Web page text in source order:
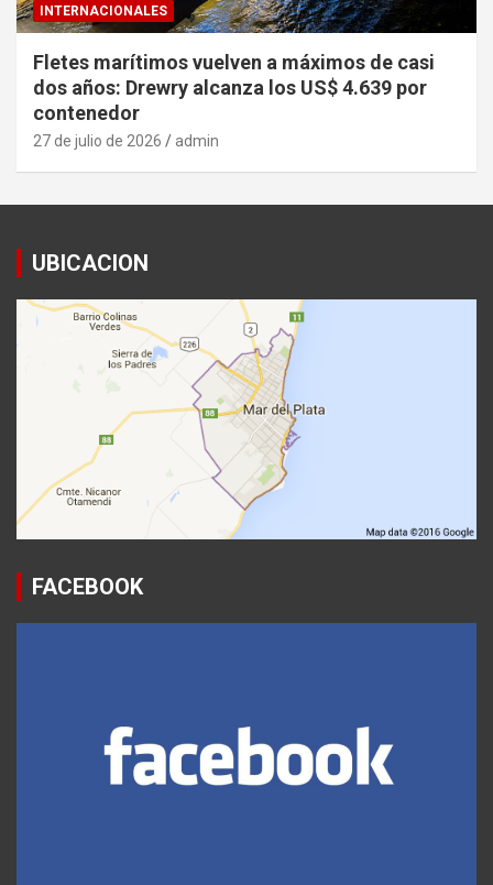
INTERNACIONALES
Fletes marítimos vuelven a máximos de casi
dos años: Drewry alcanza los US$ 4.639 por
contenedor
27 de julio de 2026 admin
UBICACION
FACEBOOK